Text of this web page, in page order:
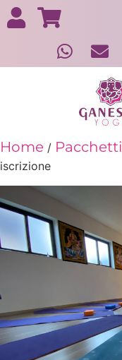
Home / Pacchetti
iscrizione